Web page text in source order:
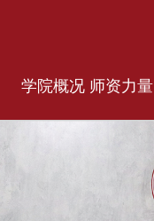
学院概况 师资力量